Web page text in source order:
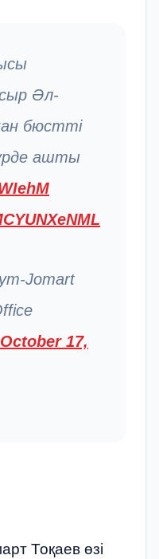
Әл-
бюстті
ашты
Jomart
October 17,
Тоқаев өзі